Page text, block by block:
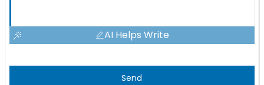
AI Helps Write
Send